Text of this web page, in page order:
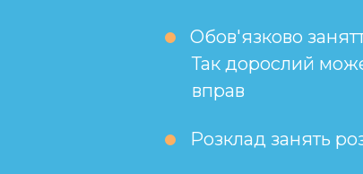
Обов'язково
Так дорослий
вправ
Розклад занять